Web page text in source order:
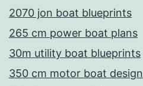
2070 jon boat blueprints
265 cm power boat plans
30m utility boat blueprints
350 cm motor boat design